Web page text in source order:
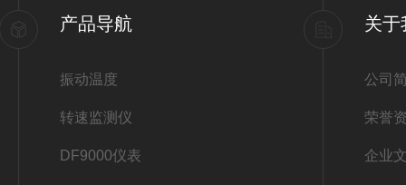
产品导航
振动温度
转速监测仪
DF9000仪表
关于
公司
荣誉
企业